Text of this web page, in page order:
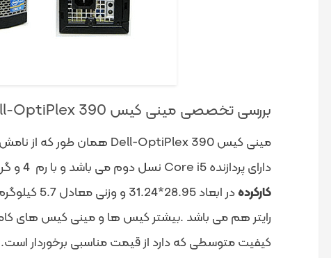
بررسی تخصصی مینی کیس Dell-OptiPlex 390
دارای پردازنده Core i5 نسل دوم می باشد و با رم 4 و گرافیک On Board و همچنین دارای هارد 500 گیگابایتی است.در ادامه بهتر است بدانید این کیساین
کارکرده
در
رایتر هم می باشد .بیشتر کیس ها و مینی کیس های
کیفیت متوسطی که دارد از قیمت مناسبی برخوردار